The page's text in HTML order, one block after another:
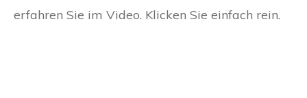
erfahren Sie im Video. Klicken Sie einfach rein.